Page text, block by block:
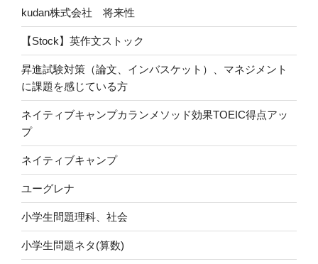
kudan株式会社 将来性
【Stock】英作文ストック
昇進試験対策（論文、インバスケット）、マネジメント
に課題を感じている方
ネイティブキャンプカランメソッド効果TOEIC得点アッ
プ
ネイティブキャンプ
ユーグレナ
小学生問題理科、社会
小学生問題ネタ(算数)